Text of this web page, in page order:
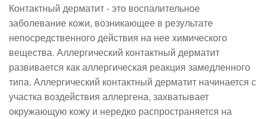
Контактный дерматит - это воспалительное
заболевание кожи, возникающее в результате
непосредственного действия на нее химического
вещества. Аллергический контактный дерматит
развивается как аллергическая реакция замедленного
типа. Аллергический контактный дерматит начинается с
участка воздействия аллергена, захватывает
окружающую кожу и нередко распространяется на